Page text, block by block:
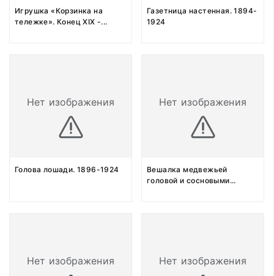
Игрушка «Корзинка на
тележке». Конец XIX -...
Газетница настенная. 1894-
1924
Нет изображения
Голова лошади. 1896-1924
Нет изображения
Вешалка медвежьей
головой и сосновыми...
Нет изображения Нет изображения